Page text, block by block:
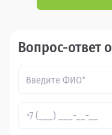
Вопрос-ответ